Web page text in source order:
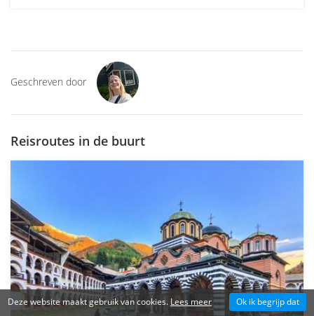
Geschreven door
Reisroutes in de buurt
Deze website maakt gebruik van cookies. Lees meer Ok ik begrijp dat